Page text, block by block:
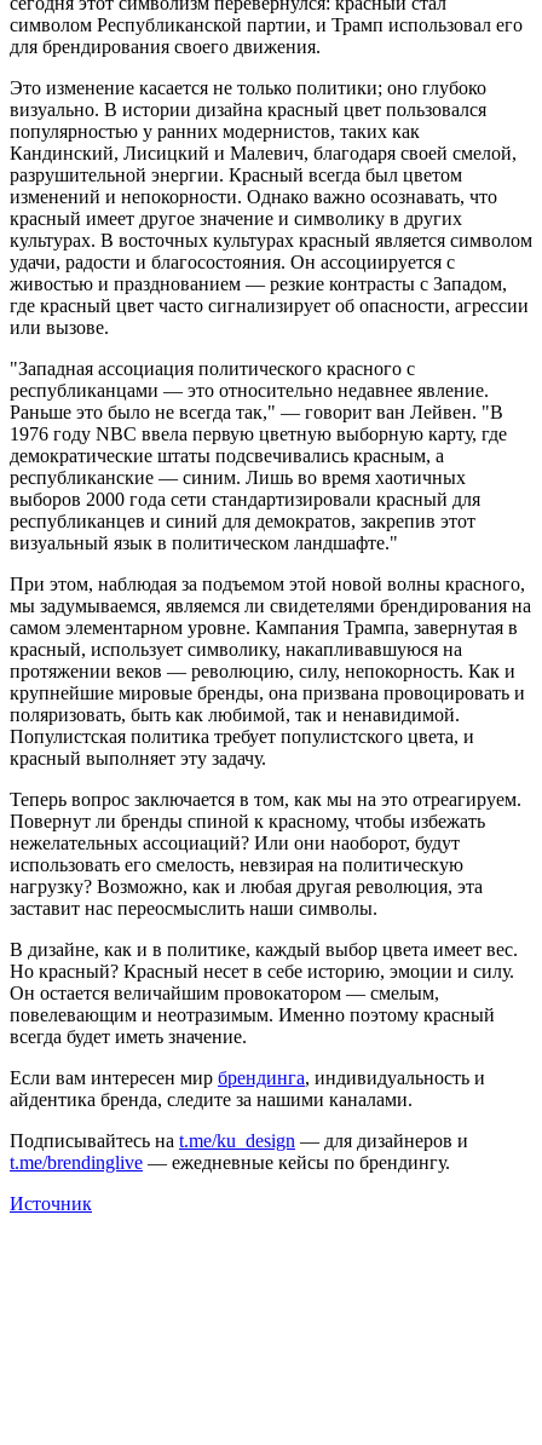
символом Республиканской партии, и Трамп использовал его
для брендирования своего движения.
Это изменение касается не только политики; оно глубоко
визуально. В истории дизайна красный цвет пользовался
популярностью у ранних модернистов, таких как
Кандинский, Лисицкий и Малевич, благодаря своей смелой,
разрушительной энергии. Красный всегда был цветом
изменений и непокорности. Однако важно осознавать, что
красный имеет другое значение и символику в других
культурах. В восточных культурах красный является символом
удачи, радости и благосостояния. Он ассоциируется с
живостью и празднованием — резкие контрасты с Западом,
где красный цвет часто сигнализирует об опасности, агрессии
или вызове.
"Западная ассоциация политического красного с
республиканцами — это относительно недавнее явление.
Раньше это было не всегда так," — говорит ван Лейвен. "В
1976 году NBC ввела первую цветную выборную карту, где
демократические штаты подсвечивались красным, а
республиканские — синим. Лишь во время хаотичных
выборов 2000 года сети стандартизировали красный для
республиканцев и синий для демократов, закрепив этот
визуальный язык в политическом ландшафте."
При этом, наблюдая за подъемом этой новой волны красного,
мы задумываемся, являемся ли свидетелями брендирования на
самом элементарном уровне. Кампания Трампа, завернутая в
красный, использует символику, накапливавшуюся на
протяжении веков — революцию, силу, непокорность. Как и
крупнейшие мировые бренды, она призвана провоцировать и
поляризовать, быть как любимой, так и ненавидимой.
Популистская политика требует популистского цвета, и
красный выполняет эту задачу.
Теперь вопрос заключается в том, как мы на это отреагируем.
Повернут ли бренды спиной к красному, чтобы избежать
нежелательных ассоциаций? Или они наоборот, будут
использовать его смелость, невзирая на политическую
нагрузку? Возможно, как и любая другая революция, эта
заставит нас переосмыслить наши символы.
В дизайне, как и в политике, каждый выбор цвета имеет вес.
Но красный? Красный несет в себе историю, эмоции и силу.
Он остается величайшим провокатором — смелым,
повелевающим и неотразимым. Именно поэтому красный
всегда будет иметь значение.
Если вам интересен мир брендинга, индивидуальность и
айдентика бренда, следите за нашими каналами.
Подписывайтесь на t.me/ku_design — для дизайнеров и
t.me/brendinglive — ежедневные кейсы по брендингу.
Источник